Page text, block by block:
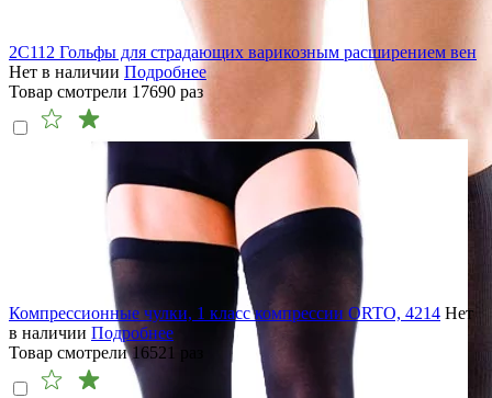
2C112 Гольфы для страдающих варикозным расширением вен
Нет в наличии Подробнее
Товар смотрели 17690 раз
Компрессионные чулки, 1 класс компрессии ORTO, 4214 Нет
в наличии Подробнее
Товар смотрели16521